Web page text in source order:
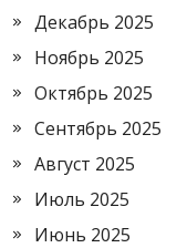
Декабрь 2025
Ноябрь 2025
Октябрь 2025
Сентябрь 2025
Август 2025
Июль 2025
Июнь 2025